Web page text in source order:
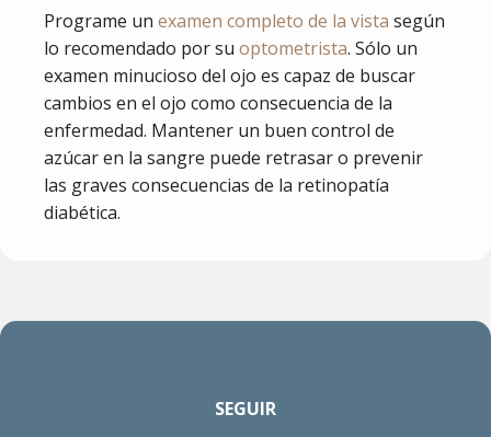
Programe un examen completo de la vista según
lo recomendado por su optometrista. Sólo un
examen minucioso del ojo es capaz de buscar
cambios en el ojo como consecuencia de la
enfermedad. Mantener un buen control de
azúcar en la sangre puede retrasar o prevenir
las graves consecuencias de la retinopatía
diabética.
SEGUIR